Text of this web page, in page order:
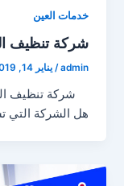
خدمات العين
شركة تنظيف العين
admin
/يناير 14, 2019
هل الشركة التي